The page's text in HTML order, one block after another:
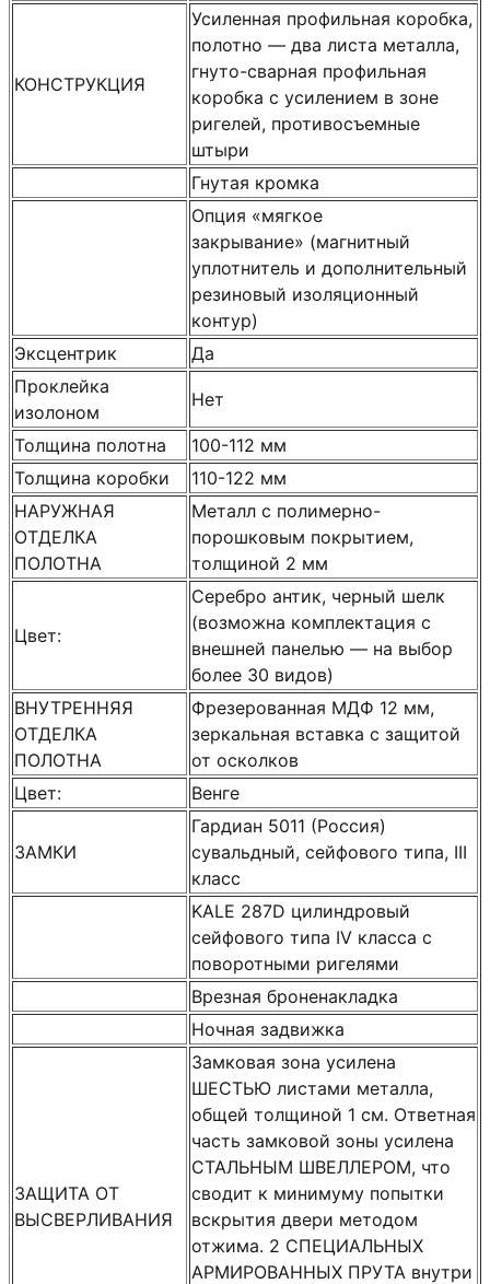
КОНСТРУКЦИЯ
Усиленная профильная коробка,
полотно — два листа металла,
гнуто-сварная профильная
коробка с усилением в зоне
ригелей, противосъемные
штыри
Гнутая кромка
Опция «мягкое
закрывание» (магнитный
уплотнитель и дополнительный
резиновый изоляционный
контур)
Эксцентрик
Да
Проклейка
изолоном
Нет
Толщина полотна
100-112 мм
Толщина коробки
110-122 мм
НАРУЖНАЯ
ОТДЕЛКА
ПОЛОТНА
Металл с полимерно-
порошковым покрытием,
толщиной 2 мм
Цвет:
Серебро антик, черный шелк
(возможна комплектация с
внешней панелью — на выбор
более 30 видов)
ВНУТРЕННЯЯ
ОТДЕЛКА
ПОЛОТНА
Фрезерованная МДФ 12 мм,
зеркальная вставка с защитой
от осколков
Цвет:
Венге
ЗАМКИ
Гардиан 5011 (Россия)
сувальдный, сейфового типа, III
класс
KALE 287D цилиндровый
сейфового типа IV класса с
поворотными ригелями
Врезная броненакладка
Ночная задвижка
ЗАЩИТА ОТ
ВЫСВЕРЛИВАНИЯ
Замковая зона усилена
ШЕСТЬЮ листами металла,
общей толщиной 1 см. Ответная
часть замковой зоны усилена
СТАЛЬНЫМ ШВЕЛЛЕРОМ, что
сводит к минимуму попытки
вскрытия двери методом
отжима. 2 СПЕЦИАЛЬНЫХ
АРМИРОВАННЫХ ПРУТА внутри